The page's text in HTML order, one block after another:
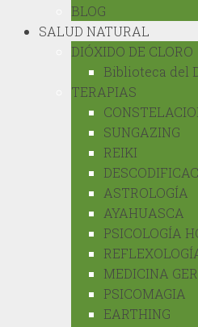
BLOG
SALUD NATURAL
DIÓXIDO DE CLORO
Biblioteca del
TERAPIAS
SUNGAZING
REIKI
ASTROLOGÍA
AYAHUASCA
PSICOLOGÍA
MEDICINA
PSICOMAGIA
EARTHING